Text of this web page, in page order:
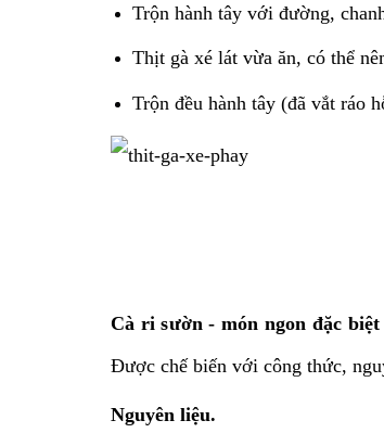
Trộn hành tây với đường,
Thịt gà xé lát vừa ăn, có thể
Trộn đều hành tây (đã vắt ráo
Cà ri sườn - món ngon đặc biệt
Được chế biến với công thức,
Nguyên liệu.